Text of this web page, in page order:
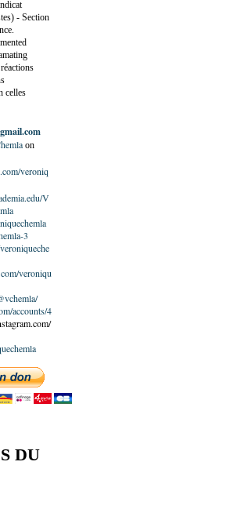
- Section
celles
on
veroniq
V
3
veroniqu
accounts/4
DU